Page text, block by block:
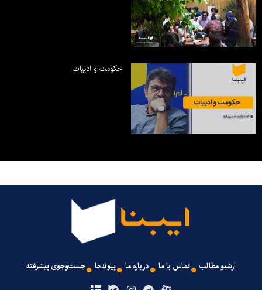
حکومت و ادبیات
آرشیو مطالب تماس با ما درباره ما پیوندها جست‌وجوی پیشرفته